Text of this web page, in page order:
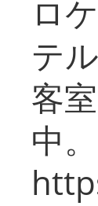
ロ
テ
客
中。